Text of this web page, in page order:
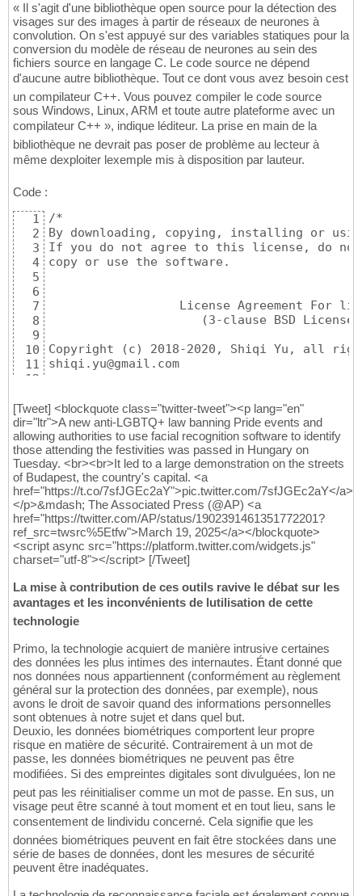
« Il s'agit d'une bibliothèque open source pour la détection des
visages sur des images à partir de réseaux de neurones à
convolution. On s'est appuyé sur des variables statiques pour la
conversion du modèle de réseau de neurones au sein des
fichiers source en langage C. Le code source ne dépend
d'aucune autre bibliothèque. Tout ce dont vous avez besoin cest
un compilateur C++. Vous pouvez compiler le code source
sous Windows, Linux, ARM et toute autre plateforme avec un
compilateur C++ », indique léditeur. La prise en main de la
bibliothèque ne devrait pas poser de problème au lecteur à
même dexploiter lexemple mis à disposition par lauteur.
Code :
1
2
3
4
5
6
7
8
9
10
11
12
14
15
16
17
18
19
20
21
22
23
24
25
26
27
29
30
31
32
33
34
35
36
37
38
39
40
41
42
43
44
45
46
47
/*
By downloading, copying, installing or
If you do not agree to this license, do
copy or use the software.
License Agreement For
(3-clause BSD License)
Copyright (c) 2018-2020, Shiqi Yu, all
shiqi.yu@gmail.com
are permitted provided that the following
* Redistributions of source code must
this list of conditions and the
* Redistributions in binary form must
this list of conditions and the following
and/or other materials provided with
* Neither the names of the copyright
may be used to endorse or promote
without specific prior written
This software is provided by the
any express or implied warranties,
warranties of merchantability and fitness
indirect, incidental, special, exemplary, or
(including, but not limited to,
loss of use, data, or profits; or business
and on any theory of liability, whether
or tort (including negligence or
the use of this software, even if advised
*/
#include <stdio.h>
#include <opencv2/opencv.hpp>
#include "facedetectcnn.h"
//define the buffer size. Do not change
//0x9000 = 1024 * (16 * 2 + 4), detect
#define DETECT_BUFFER_SIZE 0x9000
using namespace cv;
using namespace std;
[Tweet] <blockquote class="twitter-tweet"><p lang="en"
dir="ltr">A new anti-LGBTQ+ law banning Pride events and
allowing authorities to use facial recognition software to identify
those attending the festivities was passed in Hungary on
Tuesday. <br><br>It led to a large demonstration on the streets
of Budapest, the country's capital. <a
href="https://t.co/7sfJGEc2aY">pic.twitter.com/7sfJGEc2aY</a>
</p>&mdash; The Associated Press (@AP) <a
href="https://twitter.com/AP/status/1902391461351772201?
ref_src=twsrc%5Etfw">March 19, 2025</a></blockquote>
<script async src="https://platform.twitter.com/widgets.js"
charset="utf-8"></script> [/Tweet]
La mise à contribution de ces outils ravive le débat sur les
avantages et les inconvénients de lutilisation de cette
technologie
Primo, la technologie acquiert de manière intrusive certaines
des données les plus intimes des internautes. Étant donné que
nos données nous appartiennent (conformément au règlement
général sur la protection des données, par exemple), nous
avons le droit de savoir quand des informations personnelles
sont obtenues à notre sujet et dans quel but.
Deuxio, les données biométriques comportent leur propre
risque en matière de sécurité. Contrairement à un mot de
passe, les données biométriques ne peuvent pas être
modifiées. Si des empreintes digitales sont divulguées, lon ne
peut pas les réinitialiser comme un mot de passe. En sus, un
visage peut être scanné à tout moment et en tout lieu, sans le
consentement de lindividu concerné. Cela signifie que les
données biométriques peuvent en fait être stockées dans une
série de bases de données, dont les mesures de sécurité
peuvent être inadéquates.